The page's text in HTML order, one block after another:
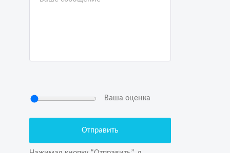
Ваша оценка
Нажимая кнопку “Отправить”, я
даю согласие на обработку